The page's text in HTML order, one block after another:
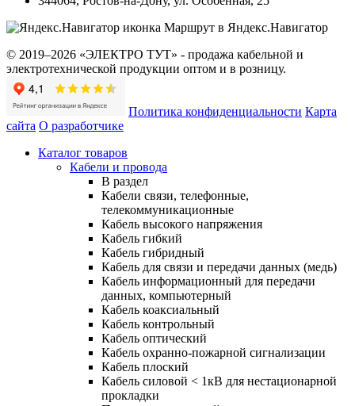
Маршрут в Яндекс.Навигатор
© 2019–2026 «ЭЛЕКТРО ТУТ» - продажа кабельной и
электротехнической продукции оптом и в розницу.
Политика конфиденциальности Карта
сайта О разработчике
Каталог товаров
Кабели и провода
В раздел
Кабели связи, телефонные,
телекоммуникационные
Кабель высокого напряжения
Кабель гибкий
Кабель гибридный
Кабель для связи и передачи данных (медь)
Кабель информационный для передачи
данных, компьютерный
Кабель коаксиальный
Кабель контрольный
Кабель оптический
Кабель охранно-пожарной сигнализации
Кабель плоский
Кабель силовой < 1кВ для нестационарной
прокладки